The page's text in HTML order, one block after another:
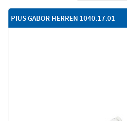
PIUS GABOR HERREN 1040.17.01